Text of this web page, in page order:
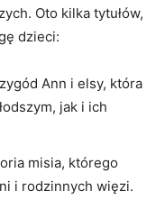
Oto kilka tytułów,
dzieci:
Ann i elsy, która
jak i ich
misia, którego
i rodzinnych więzi.